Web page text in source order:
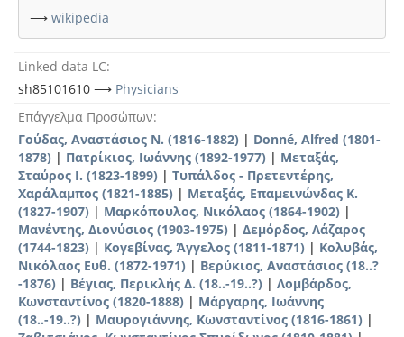
⟶ wikipedia
Linked data LC
sh85101610 ⟶ Physicians
Επάγγελμα Προσώπων
Γούδας, Αναστάσιος N. (1816-1882) | Donné, Alfred (1801-
1878) | Πατρίκιος, Ιωάννης (1892-1977) | Μεταξάς,
Σταύρος Ι. (1823-1899) | Τυπάλδος - Πρετεντέρης,
Χαράλαμπος (1821-1885) | Μεταξάς, Επαμεινώνδας Κ.
(1827-1907) | Μαρκόπουλος, Νικόλαος (1864-1902) |
Μανέντης, Διονύσιος (1903-1975) | Δεμόρδος, Λάζαρος
(1744-1823) | Κογεβίνας, Άγγελος (1811-1871) | Κολυβάς,
Νικόλαος Ευθ. (1872-1971) | Βερύκιος, Αναστάσιος (18..?
-1876) | Βέγιας, Περικλής Δ. (18..-19..?) | Λομβάρδος,
Κωνσταντίνος (1820-1888) | Μάργαρης, Ιωάννης
(18..-19..?) | Μαυρογιάννης, Κωνσταντίνος (1816-1861) |